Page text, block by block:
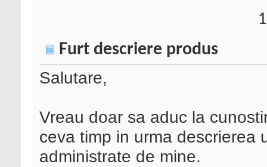
Furt descriere produs
Salutare,
Vreau doar sa aduc la
ceva timp in urma descrierea
administrate de mine.